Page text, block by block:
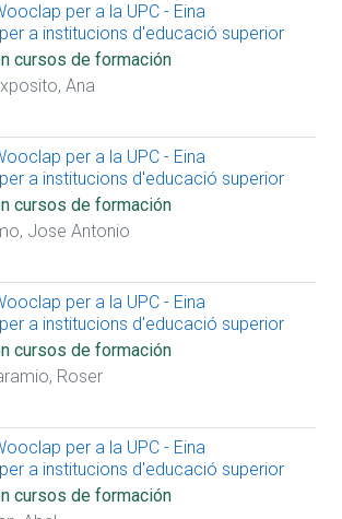
per a la UPC - Eina
a institucions d'educació superior
cursos de formación
Ana
per a la UPC - Eina
a institucions d'educació superior
cursos de formación
Jose Antonio
per a la UPC - Eina
a institucions d'educació superior
cursos de formación
Roser
per a la UPC - Eina
a institucions d'educació superior
cursos de formación